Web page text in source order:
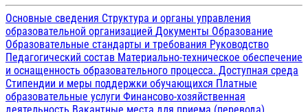
Основные сведения Структура и органы управления
образовательной организацией Документы Образование
Образовательные стандарты и требования Руководство
Педагогический состав Материально-техническое обеспечение
и оснащенность образовательного процесса. Доступная среда
Стипендии и меры поддержки обучающихся Платные
образовательные услуги Финансово-хозяйственная